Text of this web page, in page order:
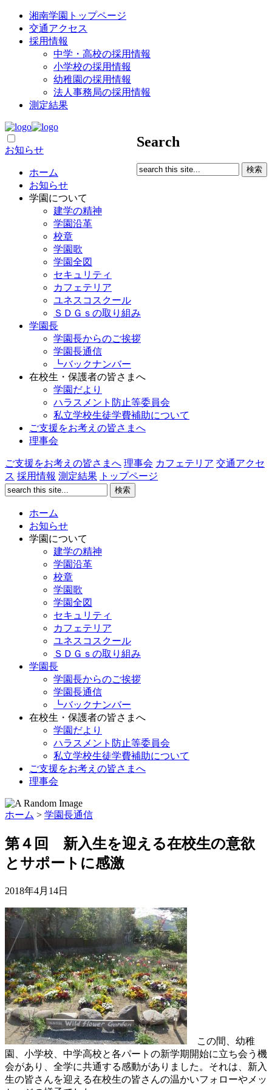
湘南学園トップページ
交通アクセス
採用情報
中学・高校の採用情報
小学校の採用情報
幼稚園の採用情報
法人事務局の採用情報
測定結果
Search
お知らせ
ホーム
お知らせ
学園について
建学の精神
学園沿革
校章
学園歌
学園全図
セキュリティ
カフェテリア
ユネスコスクール
ＳＤＧｓの取り組み
学園長
学園長からのご挨拶
学園長通信
┗バックナンバー
在校生・保護者の皆さまへ
学園だより
ハラスメント防止等委員会
私立学校生徒学費補助について
ご支援をお考えの皆さまへ
理事会
ご支援をお考えの皆さまへ 理事会 カフェテリア 交通アクセ
ス 採用情報 測定結果 トップページ
ホーム
お知らせ
学園について
建学の精神
学園沿革
校章
学園歌
学園全図
セキュリティ
カフェテリア
ユネスコスクール
ＳＤＧｓの取り組み
学園長
学園長からのご挨拶
学園長通信
┗バックナンバー
在校生・保護者の皆さまへ
学園だより
ハラスメント防止等委員会
私立学校生徒学費補助について
ご支援をお考えの皆さまへ
理事会
ホーム > 学園長通信
第４回 新入生を迎える在校生の意欲
とサポートに感激
2018年4月14日
この間、幼稚
園、小学校、中学高校と各パートの新学期開始に立ち会う機
会があり、全学に共通する感動がありました。それは、新入
生の皆さんを迎える在校生の皆さんの温かいフォローやメッ